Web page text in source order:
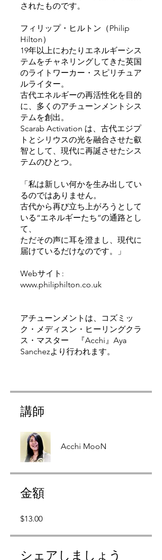
されたものです。
フィリップ・ヒルトン（Philip
Hilton）
19年以上にわたりエネルギーシス
テムをチャネリングしてきた英国
のライトワーカー・スピリチュア
ルライター。
古代エネルギーの再活性化を目的
に、多くのアチューンメントシス
テムを創出。
Scarab Activation は、古代エジプ
トとシリウスの光を融合させた叡
智として、現代に再誕させたシス
テムのひとつ。
「私は新しい何かを生み出してい
るのではありません。
古代から再び立ち上がろうとして
いる“エネルギーたち”の通路とし
て、
ただその声に耳を澄まし、現代に
届けているだけなのです。」
Webサイト:
www.philiphilton.co.uk
アチューンメントは、コズミッ
ク・メディスン・ヒーリングクラ
ス・マスター 『Acchi』Aya
Sanchezより行われます。
講師
Acchi MooN
金額
$13.00
シェアしましょう